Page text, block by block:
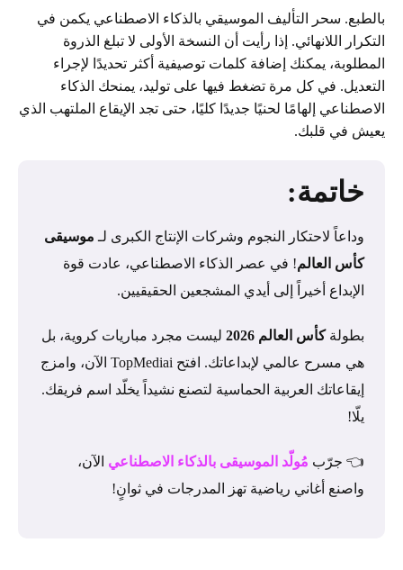
بالطبع. سحر التأليف الموسيقي بالذكاء الاصطناعي يكمن في
التكرار اللانهائي. إذا رأيت أن النسخة الأولى لا تبلغ الذروة
المطلوبة، يمكنك إضافة كلمات توصيفية أكثر تحديدًا لإجراء
التعديل. في كل مرة تضغط فيها على توليد، يمنحك الذكاء
الاصطناعي إلهامًا لحنيًا جديدًا كليًا، حتى تجد الإيقاع الملتهب الذي
يعيش في قلبك.
خاتمة:
وداعاً لاحتكار النجوم وشركات الإنتاج الكبرى لـ موسيقى
كأس العالم! في عصر الذكاء الاصطناعي، عادت قوة
الإبداع أخيراً إلى أيدي المشجعين الحقيقيين.
بطولة كأس العالم 2026
ليست مجرد مباريات كروية، بل
هي مسرح عالمي لإبداعاتك. افتح TopMediai الآن، وامزج
إيقاعاتك العربية الحماسية لتصنع نشيداً يخلّد اسم فريقك.
يلّا!
👈 جرّب مُولّد الموسيقى بالذكاء الاصطناعي الآن،
واصنع أغاني رياضية تهز المدرجات في ثوانٍ!